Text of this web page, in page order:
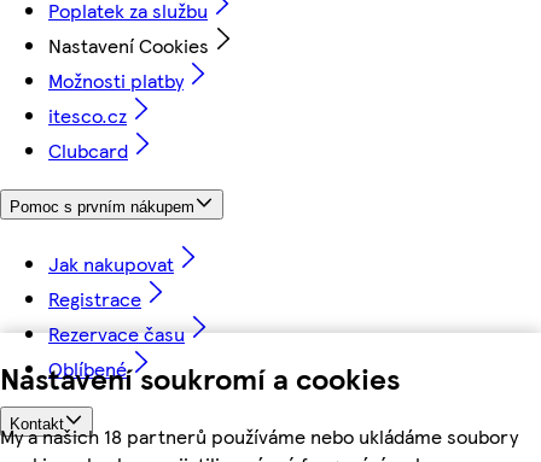
Nastavení soukromí a cookies
My a našich 18 partnerů používáme nebo ukládáme soubory
Poplatek za službu
Nastavení Cookies
Možnosti platby
itesco.cz
Clubcard
Pomoc s prvním nákupem
Jak nakupovat
Registrace
Rezervace času
Oblíbené
Kontakt